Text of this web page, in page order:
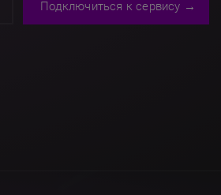
Подключиться к сервису →